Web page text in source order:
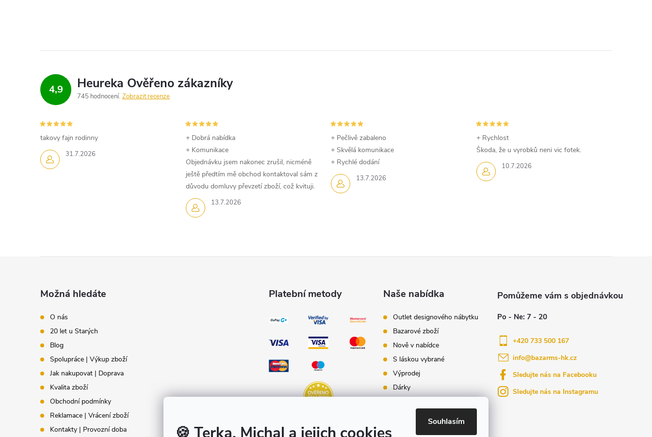
Souhlasím
r
v
k
v
ý
p
4,9
745 hodnocení Zobrazit recenze
31.7.2026
takovy fajn rodinny
13.7.2026
+ Dobrá nabídka
+ Komunikace
Objednávku jsem nakonec zrušil, nicméně
ještě předtím mě obchod kontaktoval sám z
důvodu domluvy převzetí zboží, což kvituji.
13.7.2026
+ Pečlivě zabaleno
+ Skvělá komunikace
+ Rychlé dodání
10.7.2026
+ Rychlost
Škoda, že u vyrobků neni vic fotek.
Možná hledáte
O nás
20 let u Starých
Blog
Spolupráce | Výkup zboží
Jak nakupovat | Doprava
Kvalita zboží
Obchodní podmínky
Reklamace | Vrácení zboží
Kontakty | Provozní doba
Platební metody Naše nabídka
Outlet designového nábytku
Bazarové zboží
Nově v nabídce
S láskou vybrané
Výprodej
Dárky
info@bazarms-hk.cz
+420 733 500 167
Sledujte nás na Facebooku
Sledujte nás na Instagramu